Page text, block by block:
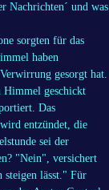
Nachrichten´ und was
sorgten für das
haben
gesorgt hat.
Himmel geschickt
Das
entzündet, die
sei der
"Nein", versichert
steigen lässt." Für